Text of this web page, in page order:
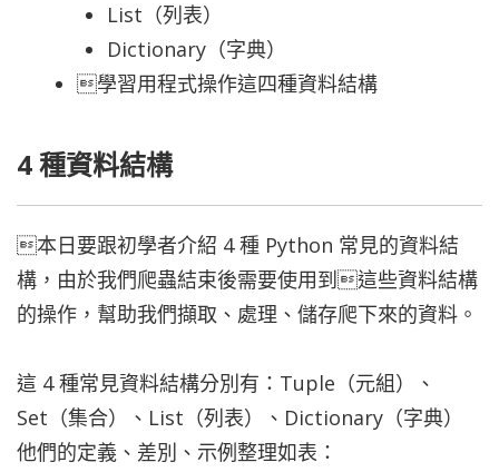
List（列表）
Dictionary（字典）
學習用程式操作這四種資料結構
4 種資料結構
本日要跟初學者介紹 4 種 Python 常見的資料結
構，由於我們爬蟲結束後需要使用到這些資料結構
的操作，幫助我們擷取、處理、儲存爬下來的資料。
這 4 種常見資料結構分別有：Tuple（元組）、
Set（集合）、List（列表）、Dictionary（字典）
他們的定義、差別、示例整理如表：